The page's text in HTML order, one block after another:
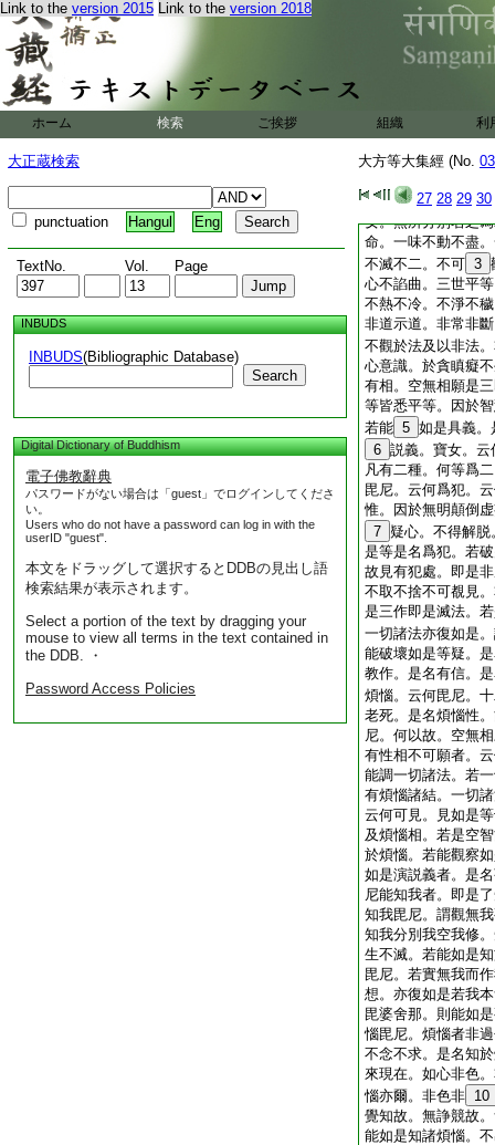
Link to the version 2015 Link to the version 2018
ホーム 検索 ご挨拶 組織 利
大正蔵検索
punctuation Hangul Eng
TextNo. Vol. Page
INBUDS
INBUDS(Bibliographic Database)
Search
Digital Dictionary of Buddhism
電子佛教辭典
パスワードがない場合は「guest」でログインしてくださ
い。
Users who do not have a password can log in with the
userID "guest".
本文をドラッグして選択するとDDBの見出し語
検索結果が表示されます。
Select a portion of the text by dragging your
mouse to view all terms in the text contained in
the DDB. ・
Password Access Policies
大方等大集經 (No.
27 28 29 30
一切生是名爲義。
説義。諸有無出是
義。四眞諦者名之
之義名之爲義。如
提之法。不可稱計
如是説者是名説義
爲最。是名爲義。
女。無所分別名之
命。一味不動不盡
不滅不二。不可 3
心不諂曲。三世平
不熱不冷。不淨不
非道示道。非常非
不觀於法及以非法
心意識。於貪瞋癡
有相。空無相願是
等皆悉平等。因於
若能 5 如是具義。
6 説義。寶女。
凡有二種。何等爲
毘尼。云何爲犯。
惟。因於無明顛倒
7 疑心。不得解
是等是名爲犯。若
故見有犯處。即是
不取不捨不可覩見
是三作即是滅法。
一切諸法亦復如是
能破壞如是等疑。
教作。是名有信。
煩惱。云何毘尼。
老死。是名煩惱性
尼。何以故。空無
有性相不可願者。
能調一切諸法。若
有煩惱諸結。一切
云何可見。見如是
及煩惱相。若是空
於煩惱。若能觀察
如是演説義者。是
尼能知我者。即是
知我毘尼。謂觀無
知我分別我空我修
生不滅。若能如是
毘尼。若實無我而
想。亦復如是若我
毘婆舍那。則能如
惱毘尼。煩惱者非
不念不求。是名知
來現在。如心非色
惱亦爾。非色非 10
覺知故。無諍競故
能如是知諸煩惱。